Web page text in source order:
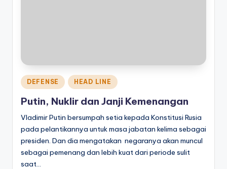
Posted
in
DEFENSE HEAD LINE
Putin, Nuklir dan Janji Kemenangan
Vladimir Putin bersumpah setia kepada Konstitusi Rusia
pada pelantikannya untuk masa jabatan kelima sebagai
presiden. Dan dia mengatakan negaranya akan muncul
sebagai pemenang dan lebih kuat dari periode sulit
saat…